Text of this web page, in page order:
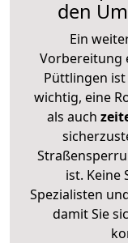
den
Ein
Vorbereitung
Püttlingen
wichtig, eine
als auch
ist. Keine
Spezialisten
damit Sie